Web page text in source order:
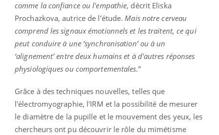
comme la confiance ou l'empathie, décrit Eliska
Prochazkova, autrice de l’étude.Mais notre cerveau
comprend les signaux émotionnels et les traitent, ce qui
peut conduire à une ‘synchronisation’ ou à un
‘alignement’ entre deux humains et à d'autres réponses
physiologiques ou comportementales.”
Grâce à des techniques nouvelles, telles que
l'électromyographie, l'IRM et la possibilité de mesurer
le diamètre de la pupille et le mouvement des yeux, les
chercheurs ont pu découvrir le rôle du mimétisme